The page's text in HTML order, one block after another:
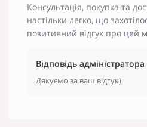
Консультація, покупка та
настільки легко, що
позитивний відгук про цей
Відповідь адміністратора
Дякуємо за ваш відгук)